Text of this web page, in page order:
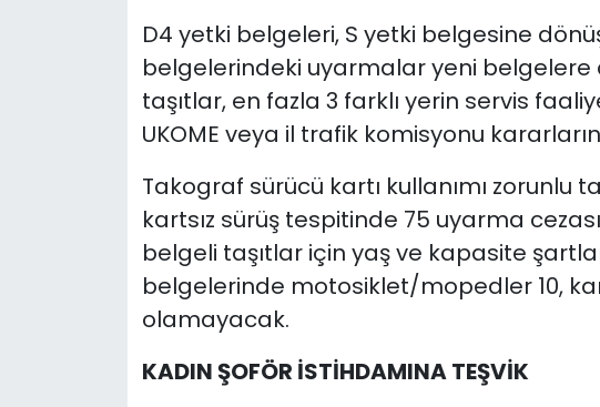
D4 yetki belgeleri, S yetki belgesine
belgelerindeki uyarmalar yeni belgelere
taşıtlar, en fazla 3 farklı yerin servis
UKOME veya il trafik komisyonu
Takograf sürücü kartı kullanımı zorunlu
kartsız sürüş tespitinde 75 uyarma
belgeli taşıtlar için yaş ve kapasite
belgelerinde motosiklet/mopedler 10,
olamayacak.
KADIN ŞOFÖR İSTİHDAMINA TEŞVİK